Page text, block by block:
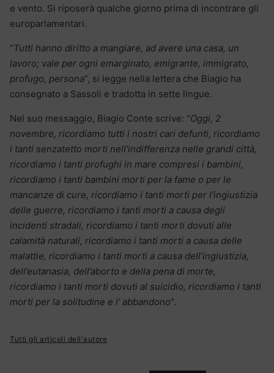
e vento. Si riposerà qualche giorno prima di incontrare gli
europarlamentari.
“Tutti hanno diritto a mangiare, ad avere una casa, un
lavoro; vale per ogni emarginato, emigrante, immigrato,
profugo, persona“, si legge nella lettera che Biagio ha
consegnato a Sassoli e tradotta in sette lingue.
Nel suo messaggio, Biagio Conte scrive: “Oggi, 2
novembre, ricordiamo tutti i nostri cari defunti, ricordiamo
i tanti senzatetto morti nell’indifferenza nelle grandi città,
ricordiamo i tanti profughi in mare compresi i bambini,
ricordiamo i tanti bambini morti per la fame o per le
mancanze di cure, ricordiamo i tanti morti per l’ingiustizia
delle guerre, ricordiamo i tanti morti a causa degli
incidenti stradali, ricordiamo i tanti morti dovuti alle
calamità naturali, ricordiamo i tanti morti a causa delle
malattie, ricordiamo i tanti morti a causa dell’ingiustizia,
dell’eutanasia, dell’aborto e della pena di morte,
ricordiamo i tanti morti dovuti al suicidio, ricordiamo i tanti
morti per la solitudine e l’ abbandono“.
Tutti gli articoli dell'autore